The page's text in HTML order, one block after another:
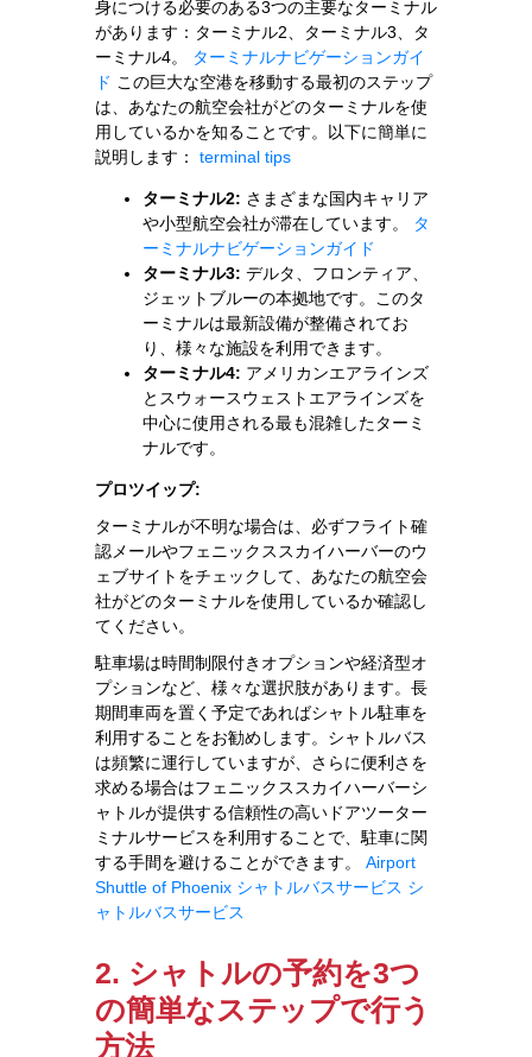
身につける必要のある3つの主要なターミナル
があります：ターミナル2、ターミナル3、タ
ーミナル4。
ターミナルナビゲーションガイ
ド この巨大な空港を移動する最初のステップ
は、あなたの航空会社がどのターミナルを使
用しているかを知ることです。以下に簡単に
説明します： terminal tips
ターミナル2: さまざまな国内キャリア
や小型航空会社が滞在しています。
タ
ーミナルナビゲーションガイド
ターミナル3: デルタ、フロンティア、
ジェットブルーの本拠地です。このタ
ーミナルは最新設備が整備されてお
り、様々な施設を利用できます。
ターミナル4: アメリカンエアラインズ
とスウォースウェストエアラインズを
中心に使用される最も混雑したターミ
ナルです。
プロツイップ:
ターミナルが不明な場合は、必ずフライト確
認メールやフェニックススカイハーバーのウ
ェブサイトをチェックして、あなたの航空会
社がどのターミナルを使用しているか確認し
てください。
駐車場は時間制限付きオプションや経済型オ
プションなど、様々な選択肢があります。長
期間車両を置く予定であればシャトル駐車を
利用することをお勧めします。シャトルバス
は頻繁に運行していますが、さらに便利さを
求める場合はフェニックススカイハーバーシ
ャトルが提供する信頼性の高いドアツーター
ミナルサービスを利用することで、駐車に関
する手間を避けることができます。 Airport
Shuttle of Phoenix シャトルバスサービス シ
ャトルバスサービス
2. シャトルの予約を3つ
の簡単なステップで行う
方法